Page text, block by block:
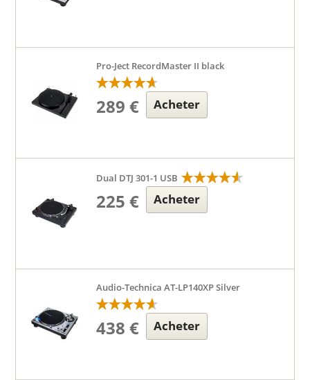
Pro-Ject RecordMaster II black
289 € Acheter
Dual DTJ 301-1 USB
225 € Acheter
Audio-Technica AT-LP140XP Silver
438 € Acheter